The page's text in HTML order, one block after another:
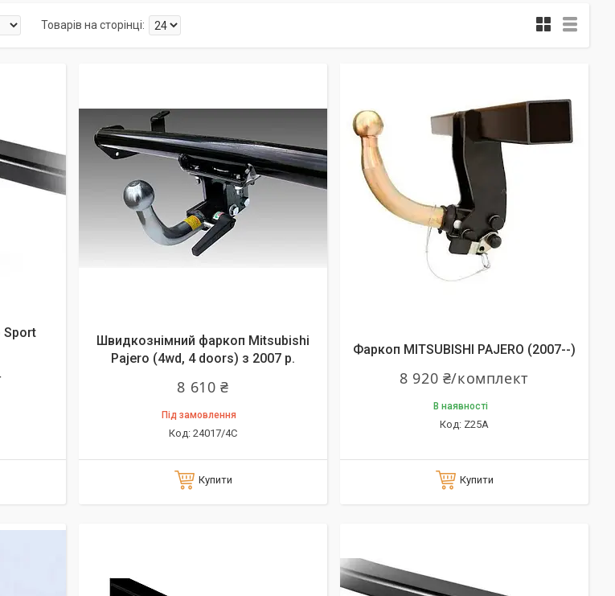
Sport
Швидкознімний фаркоп Mitsubishi
Pajero (4wd, 4 doors) з 2007 р.
8 610 ₴
Під замовлення
24017/4C
Купити
Фаркоп MITSUBISHI PAJERO (2007--)
8 920 ₴/комплект
В наявності
Z25A
Купити